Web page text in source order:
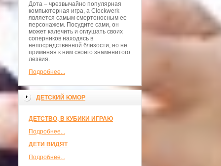
Дота – чрезвычайно популярная
компьютерная игра, а Clockwerk
является самым смертоносным ее
персонажем. Посудите сами, он
может калечить и оглушать своих
соперников находясь в
непосредственной близости, но не
применяя к ним своего знаменитого
лезвия.
Подробнее...
ДЕТСКИЙ ЮМОР
ДЕТСТВО, В КУБИКИ ИГРАЮ
Подробнее...
ДЕТИ ВИДЯТ
Подробнее...